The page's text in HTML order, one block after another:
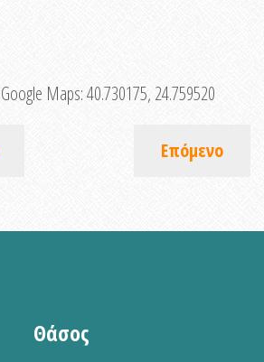
Maps:40.730175, 24.759520
Επόμενο
Θάσος